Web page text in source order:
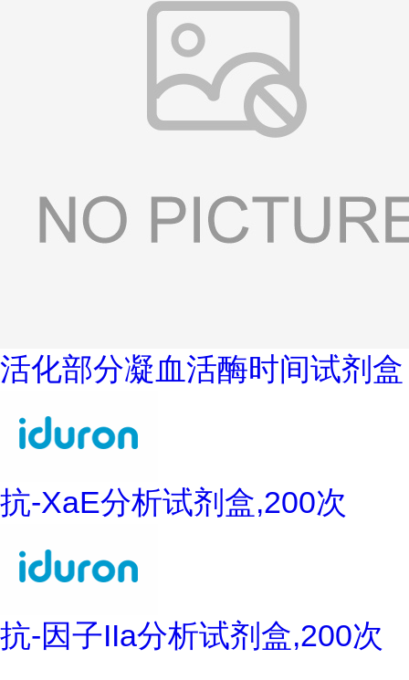
活化部分凝血活酶时间试剂盒
抗-XaE分析试剂盒,200次
抗-因子IIa分析试剂盒,200次